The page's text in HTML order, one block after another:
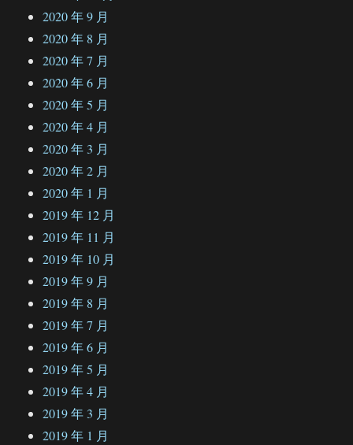
2020 年 9 月
2020 年 8 月
2020 年 7 月
2020 年 6 月
2020 年 5 月
2020 年 4 月
2020 年 3 月
2020 年 2 月
2020 年 1 月
2019 年 12 月
2019 年 11 月
2019 年 10 月
2019 年 9 月
2019 年 8 月
2019 年 7 月
2019 年 6 月
2019 年 5 月
2019 年 4 月
2019 年 3 月
2019 年 1 月